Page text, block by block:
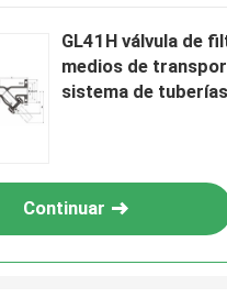
GL41H válvula de
medios de
sistema de
Continuar